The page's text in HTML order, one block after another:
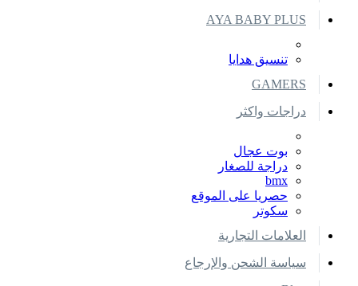
AYA BABY PLUS
تنسيق هدايا
GAMERS
دراجات واكثر
بوت عجال
دراجة للصغار
bmx
حصريا على الموقع
سكوتر
العلامات التجارية
سياسة الشحن والإرجاع